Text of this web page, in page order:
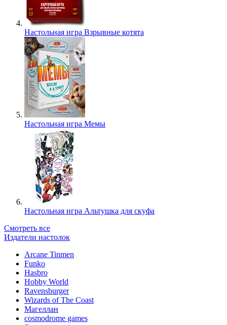
Настольная игра Взрывные котята
Настольная игра Мемы
Настольная игра Альтушка для скуфа
Смотреть все
Издатели настолок
Arcane Tinmen
Funko
Hasbro
Hobby World
Ravensburger
Wizards of The Coast
Магеллан
сosmodrome games